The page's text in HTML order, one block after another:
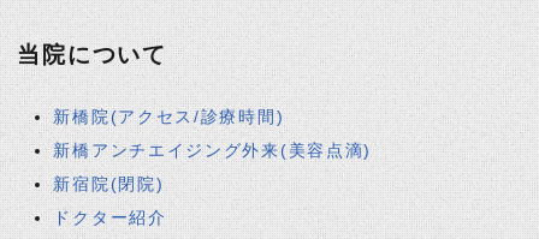
当院について
新橋院(アクセス/診療時間)
新橋アンチエイジング外来(美容点滴)
新宿院(閉院)
ドクター紹介